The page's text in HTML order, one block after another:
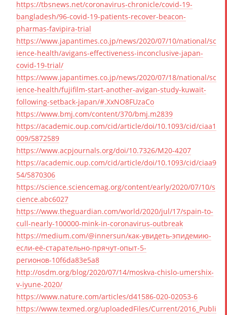
https://tbsnews.net/coronavirus-chronicle/covid-19-
bangladesh/96-covid-19-patients-recover-beacon-
pharmas-favipira-trial
https://www.japantimes.co.jp/news/2020/07/10/national/sc
ience-health/avigans-effectiveness-inconclusive-japan-
covid-19-trial/
https://www.japantimes.co.jp/news/2020/07/18/national/sc
ience-health/fujifilm-start-another-avigan-study-kuwait-
following-setback-japan/#.XxNO8FUzaCo
https://www.bmj.com/content/370/bmj.m2839
https://academic.oup.com/cid/article/doi/10.1093/cid/ciaa1
009/5872589
https://www.acpjournals.org/doi/10.7326/M20-4207
https://academic.oup.com/cid/article/doi/10.1093/cid/ciaa9
54/5870306
https://science.sciencemag.org/content/early/2020/07/10/s
cience.abc6027
https://www.theguardian.com/world/2020/jul/17/spain-to-
cull-nearly-100000-mink-in-coronavirus-outbreak
https://medium.com/@innersun/как-увидеть-эпидемию-
если-её-старательно-прячут-опыт-5-
регионов-10f6da83e5a8
http://osdm.org/blog/2020/07/14/moskva-chislo-umershix-
v-iyune-2020/
https://www.nature.com/articles/d41586-020-02053-6
https://www.texmed.org/uploadedFiles/Current/2016_Publi